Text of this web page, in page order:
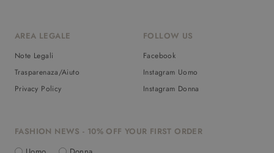
AREA LEGALE
Note Legali
Trasparenaza/Aiuto
Privacy Policy
FOLLOW US
Facebook
Instagram Uomo
Instagram Donna
FASHION NEWS - 10% OFF YOUR FIRST ORDER